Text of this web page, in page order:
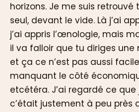
horizons. Je me suis
seul, devant le vide. Là j’ai
j’ai appris l’œnologie, mais
il va falloir que tu diriges une
et ça ce n’est pas aussi
manquant le côté
etcétéra. J’ai regardé ce
c’était justement à peu près